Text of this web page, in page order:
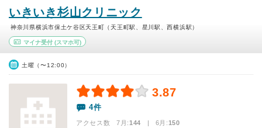
いきいき杉山クリニック
神奈川県横浜市保土ケ谷区天王町（天王町駅、星川駅、西横浜駅）
マイナ受付 (スマホ可)
土曜（〜12:00）
3.87
4件
アクセス数 7月:144 | 6月:150